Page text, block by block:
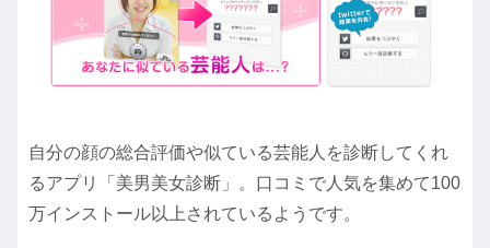
自分の顔の総合評価や似ている芸能人を診断してくれ
るアプリ「美男美女診断」。口コミで人気を集めて100
万インストール以上されているようです。